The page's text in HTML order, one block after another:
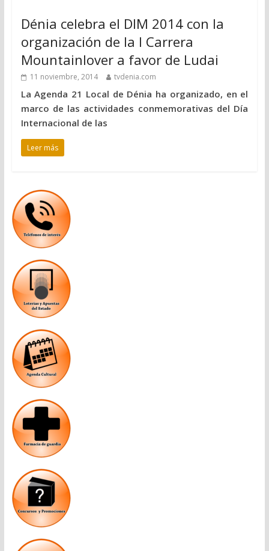
Dénia celebra el DIM 2014 con la
organización de la I Carrera
Mountainlover a favor de Ludai
11 noviembre, 2014 tvdenia.com
La Agenda 21 Local de Dénia ha organizado, en el
marco de las actividades conmemorativas del Día
Internacional de las
Leer más